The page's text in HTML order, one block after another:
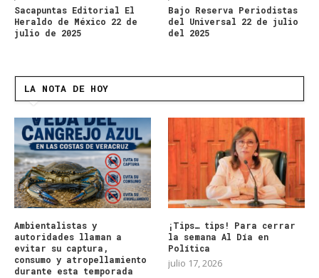
Sacapuntas Editorial El
Heraldo de México 22 de
julio de 2025
Bajo Reserva Periodistas
del Universal 22 de julio
del 2025
LA NOTA DE HOY
Ambientalistas y
autoridades llaman a
evitar su captura,
consumo y atropellamiento
durante esta temporada
¡Tips… tips! Para cerrar
la semana Al Día en
Política
julio 17, 2026